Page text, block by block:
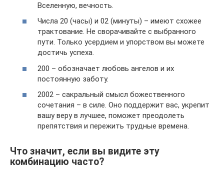
Вселенную, вечность.
Числа 20 (часы) и 02 (минуты) – имеют схожее
трактование. Не сворачивайте с выбранного
пути. Только усердием и упорством вы можете
достичь успеха.
200 – обозначает любовь ангелов и их
постоянную заботу.
2002 – сакральный смысл божественного
сочетания – в силе. Оно поддержит вас, укрепит
вашу веру в лучшее, поможет преодолеть
препятствия и пережить трудные времена.
Что значит, если вы видите эту
комбинацию часто?